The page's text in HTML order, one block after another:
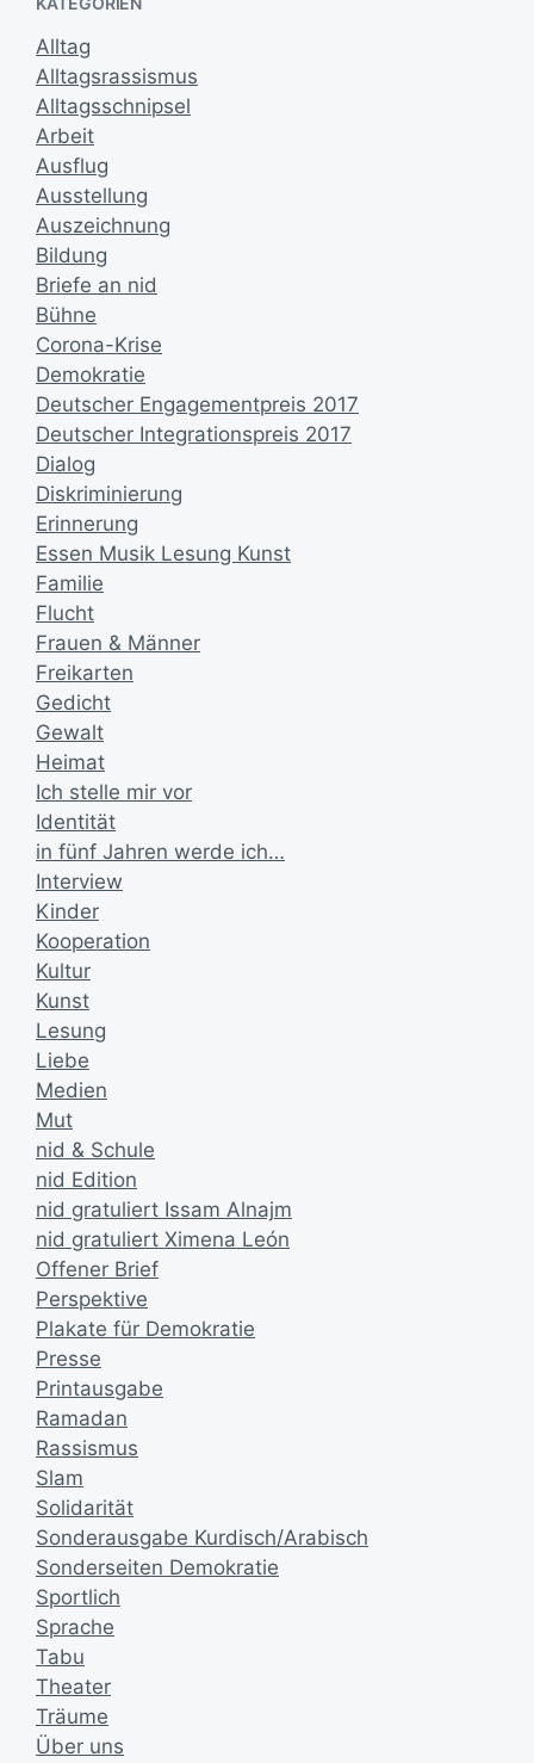
Alltag
Alltagsrassismus
Alltagsschnipsel
Arbeit
Ausflug
Ausstellung
Auszeichnung
Bildung
Briefe an nid
Bühne
Corona-Krise
Demokratie
Deutscher Engagementpreis 2017
Deutscher Integrationspreis 2017
Dialog
Diskriminierung
Erinnerung
Essen Musik Lesung Kunst
Familie
Flucht
Frauen & Männer
Freikarten
Gedicht
Gewalt
Heimat
Ich stelle mir vor
Identität
in fünf Jahren werde ich…
Interview
Kinder
Kooperation
Kultur
Kunst
Lesung
Liebe
Medien
Mut
nid & Schule
nid Edition
nid gratuliert Issam Alnajm
nid gratuliert Ximena León
Offener Brief
Perspektive
Plakate für Demokratie
Presse
Printausgabe
Ramadan
Rassismus
Slam
Solidarität
Sonderausgabe Kurdisch/Arabisch
Sonderseiten Demokratie
Sportlich
Sprache
Tabu
Theater
Träume
Über uns